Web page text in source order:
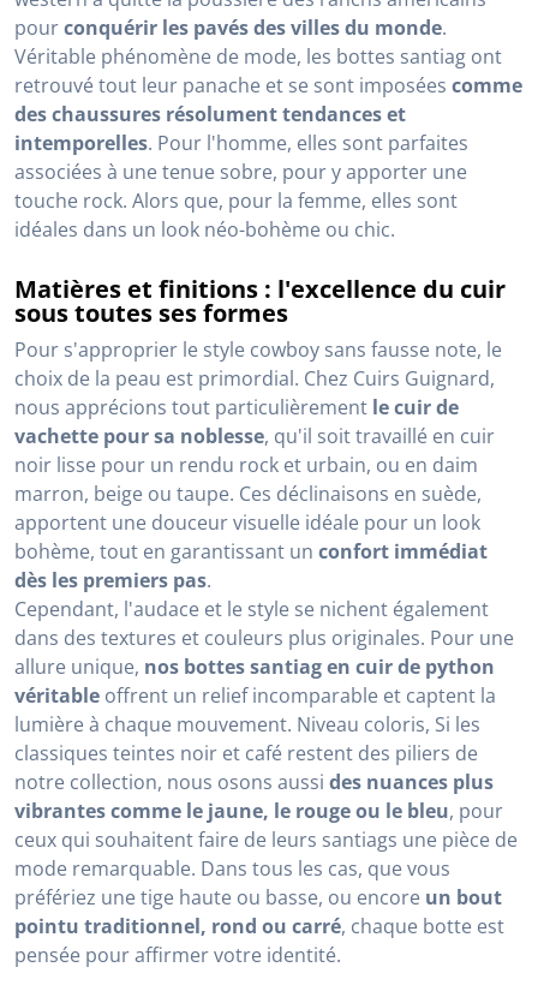
pourconquérir les pavés des villes du monde.
Véritable phénomène de mode, les bottes santiag ont
retrouvé tout leur panache et se sont imposées comme
des chaussures résolument tendances et
intemporelles. Pour l'homme, elles sont parfaites
associées à une tenue sobre, pour y apporter une
touche rock. Alors que, pour la femme, elles sont
idéales dans un look néo-bohème ou chic.
Matières et finitions : l'excellence du cuir
sous toutes ses formes
Pour s'approprier le style cowboy sans fausse note, le
choix de la peau est primordial. Chez Cuirs Guignard,
nous apprécions tout particulièrement le cuir de
vachette pour sa noblesse, qu'il soit travaillé en cuir
noir lisse pour un rendu rock et urbain, ou en daim
marron, beige ou taupe. Ces déclinaisons en suède,
apportent une douceur visuelle idéale pour un look
bohème, tout en garantissant un confort immédiat
dès les premiers pas.
Cependant, l'audace et le style se nichent également
dans des textures et couleurs plus originales. Pour une
allure unique, nos bottes santiag en cuir de python
véritable offrent un relief incomparable et captent la
lumière à chaque mouvement. Niveau coloris, Si les
classiques teintes noir et café restent des piliers de
notre collection, nous osons aussi des nuances plus
vibrantes comme le jaune, le rouge ou le bleu, pour
ceux qui souhaitent faire de leurs santiags une pièce de
mode remarquable. Dans tous les cas, que vous
préfériez une tige haute ou basse, ou encore un bout
pointu traditionnel, rond ou carré, chaque botte est
pensée pour affirmer votre identité.